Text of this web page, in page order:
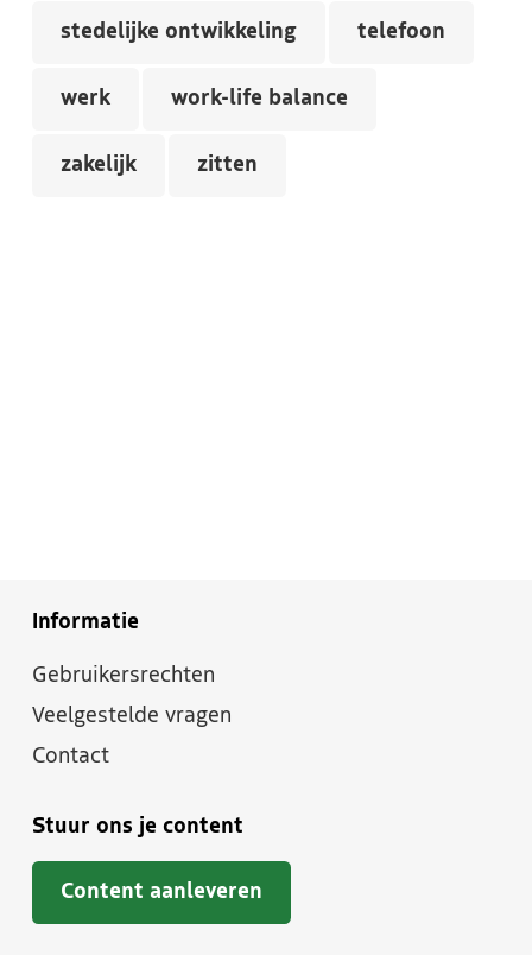
stedelijke ontwikkeling telefoon
werk work-life balance
zakelijk zitten
Informatie
Gebruikersrechten
Veelgestelde vragen
Contact
Stuur ons je content
Content aanleveren